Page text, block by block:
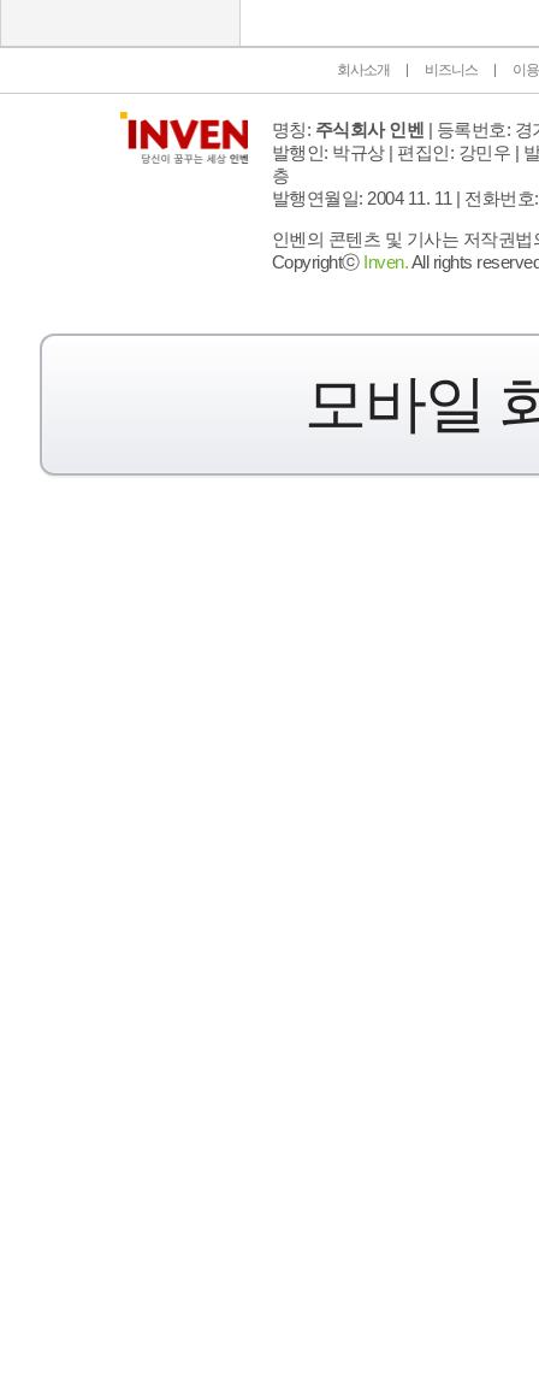
회사소개 비즈니스 이
명칭: 주식회사 인벤 | 등록번호: 경
발행인: 박규상 | 편집인: 강민우 |
층
발행연월일: 2004 11. 11 | 전화번호
인벤의 콘텐츠 및 기사는 저작권
Copyrightⓒ Inven.All rights
모바일